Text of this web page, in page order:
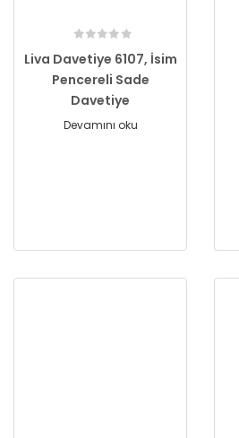
Liva Davetiye 6107, İsim
Pencereli Sade
Davetiye
Devamını oku